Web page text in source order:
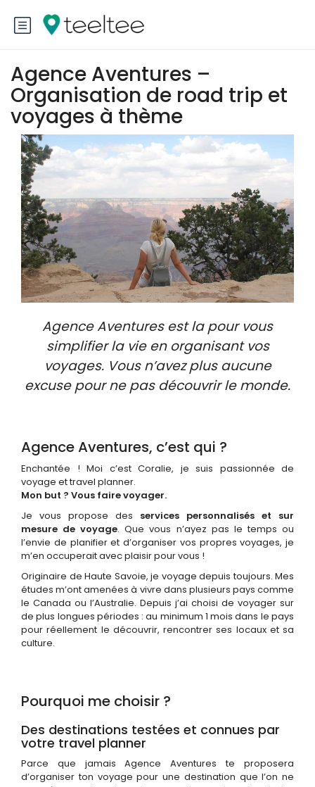
Agence Aventures –
Organisation de road trip et
voyages à thème
Agence Aventures est la pour vous
simplifier la vie en organisant vos
voyages. Vous n’avez plus aucune
excuse pour ne pas découvrir le monde.
Agence Aventures, c’est qui ?
Enchantée ! Moi c’est Coralie, je suis passionnée de
voyage et travel planner.
Mon but ? Vous faire voyager.
Je vous propose des services personnalisés et sur
mesure de voyage. Que vous n’ayez pas le temps ou
l’envie de planifier et d’organiser vos propres voyages, je
m’en occuperait avec plaisir pour vous !
Originaire de Haute Savoie, je voyage depuis toujours. Mes
études m’ont amenées à vivre dans plusieurs pays comme
le Canada ou l’Australie. Depuis j’ai choisi de voyager sur
de plus longues périodes : au minimum 1 mois dans le pays
pour réellement le découvrir, rencontrer ses locaux et sa
culture.
Pourquoi me choisir ?
Des destinations testées et connues par
votre travel planner
Parce que jamais Agence Aventures te proposera
d’organiser ton voyage pour une destination que l’on ne